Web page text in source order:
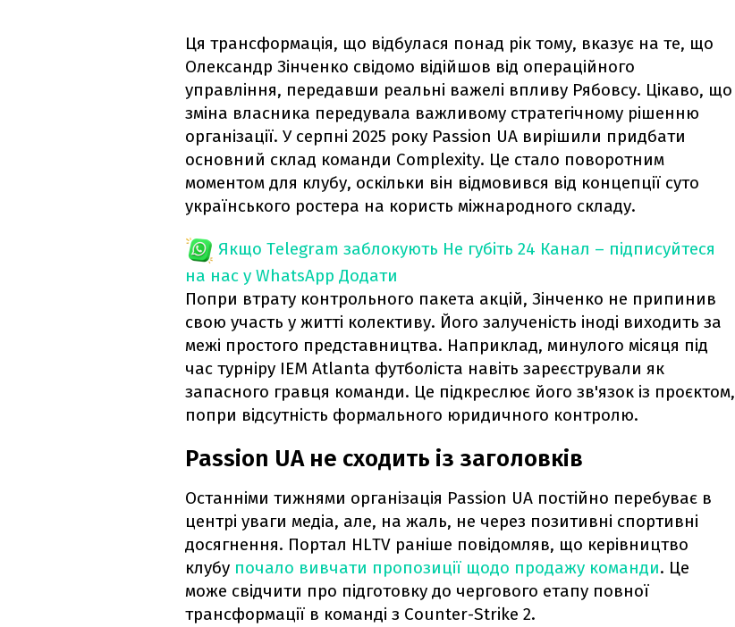
Ця трансформація, що відбулася понад рік тому, вказує на те, що
Олександр Зінченко свідомо відійшов від операційного
управління, передавши реальні важелі впливу Рябовсу. Цікаво, що
зміна власника передувала важливому стратегічному рішенню
організації. У серпні 2025 року Passion UA вирішили придбати
основний склад команди Complexity. Це стало поворотним
моментом для клубу, оскільки він відмовився від концепції суто
українського ростера на користь міжнародного складу.
Якщо Telegram заблокують Не губіть 24 Канал – підписуйтеся
на нас у WhatsApp Додати
Попри втрату контрольного пакета акцій, Зінченко не припинив
свою участь у житті колективу. Його залученість іноді виходить за
межі простого представництва. Наприклад, минулого місяця під
час турніру IEM Atlanta футболіста навіть зареєстрували як
запасного гравця команди. Це підкреслює його зв'язок із проєктом,
попри відсутність формального юридичного контролю.
Passion UA не сходить із заголовків
Останніми тижнями організація Passion UA постійно перебуває в
центрі уваги медіа, але, на жаль, не через позитивні спортивні
досягнення. Портал HLTV раніше повідомляв, що керівництво
клубу почало вивчати пропозиції щодо продажу команди. Це
може свідчити про підготовку до чергового етапу повної
трансформації в команді з Counter-Strike 2.